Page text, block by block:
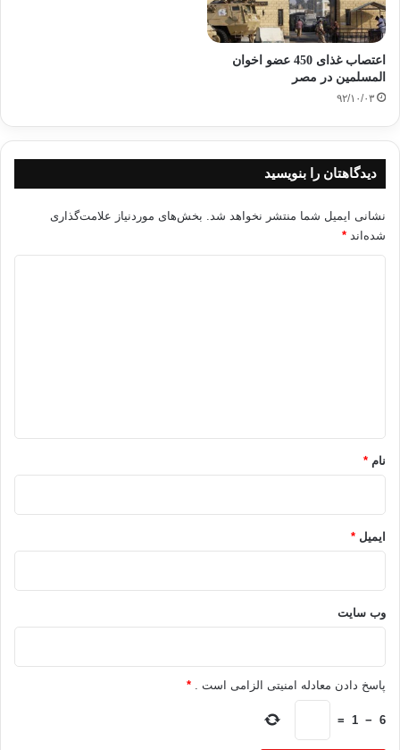
اعتصاب غذای 450 عضو اخوان
المسلمین در مصر
۹۲/۱۰/۰۳
دیدگاهتان را بنویسید
نشانی ایمیل شما منتشر نخواهد شد. بخش‌های موردنیاز علامت‌گذاری
شده‌اند *
نام *
ایمیل *
وب‌ سایت
پاسخ دادن معادله امنیتی الزامی است . *
6
−
1
=